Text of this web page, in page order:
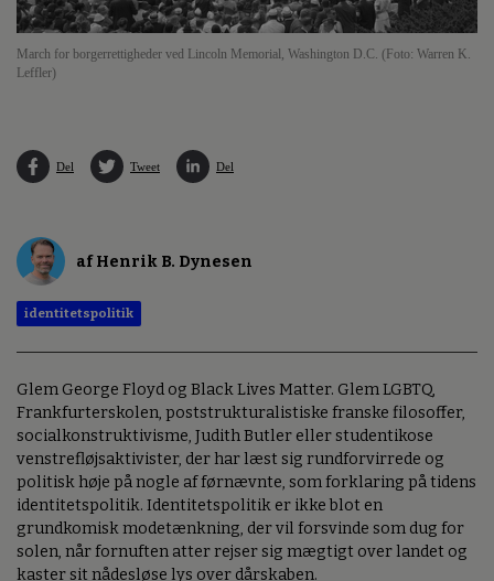
March for borgerrettigheder ved Lincoln Memorial, Washington D.C. (Foto: Warren K.
Leffler)
Del Tweet Del
af Henrik B. Dynesen
identitetspolitik
Glem George Floyd og Black Lives Matter. Glem LGBTQ,
Frankfurterskolen, poststrukturalistiske franske filosoffer,
socialkonstruktivisme, Judith Butler eller studentikose
venstrefløjsaktivister, der har læst sig rundforvirrede og
politisk høje på nogle af førnævnte, som forklaring på tidens
identitetspolitik. Identitetspolitik er ikke blot en
grundkomisk modetænkning, der vil forsvinde som dug for
solen, når fornuften atter rejser sig mægtigt over landet og
kaster sit nådesløse lys over dårskaben.